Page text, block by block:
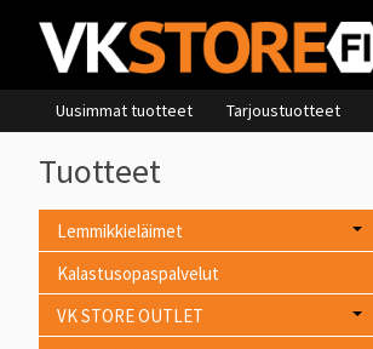
Uusimmat tuotteet Tarjoustuotteet
Tuotteet
Lemmikkieläimet
Kalastusopaspalvelut
VK STORE OUTLET